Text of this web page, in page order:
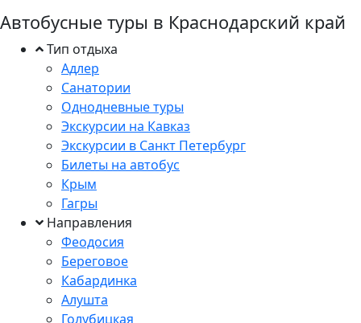
Автобусные туры в Краснодарский край
Тип отдыха
Адлер
Санатории
Однодневные туры
Экскурсии на Кавказ
Экскурсии в Санкт Петербург
Билеты на автобус
Крым
Гагры
Направления
Феодосия
Береговое
Кабардинка
Алушта
Голубицкая